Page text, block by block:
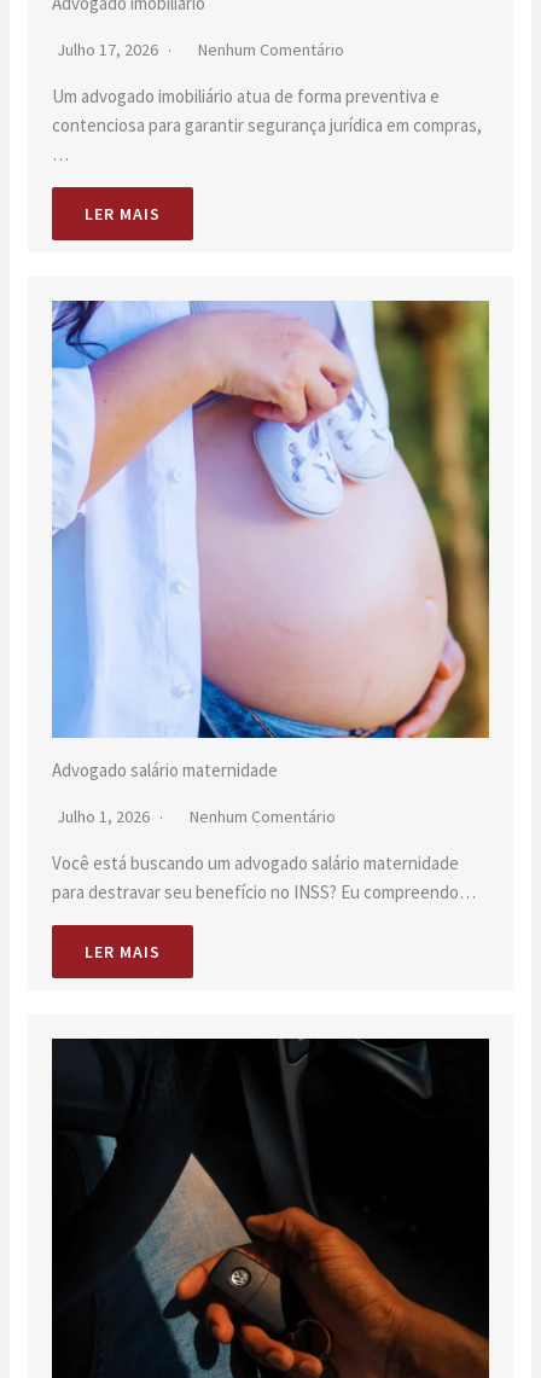
Julho 17, 2026 Nenhum Comentário
Um advogado imobiliário atua de forma preventiva e
contenciosa para garantir segurança jurídica em compras,
…
LER MAIS
Advogado salário maternidade
Julho 1, 2026 Nenhum Comentário
Você está buscando um advogado salário maternidade
para destravar seu benefício no INSS? Eu compreendo…
LER MAIS